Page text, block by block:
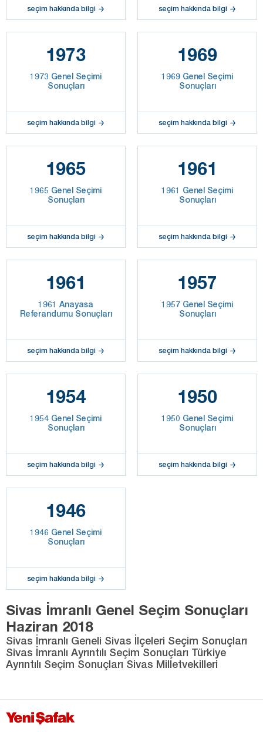
seçim hakkında bilgi seçim hakkında bilgi
1973
1973 Genel Seçimi
Sonuçları
seçim hakkında bilgi
1969
1969 Genel Seçimi
Sonuçları
seçim hakkında bilgi
1965
1965 Genel Seçimi
Sonuçları
seçim hakkında bilgi
1961
1961 Genel Seçimi
Sonuçları
seçim hakkında bilgi
1961
1961 Anayasa
Referandumu Sonuçları
seçim hakkında bilgi
1957
1957 Genel Seçimi
Sonuçları
seçim hakkında bilgi
1954
1954 Genel Seçimi
Sonuçları
seçim hakkında bilgi
1950
1950 Genel Seçimi
Sonuçları
seçim hakkında bilgi
1946
1946 Genel Seçimi
Sonuçları
seçim hakkında bilgi
Sivas İmranlı Genel Seçim Sonuçları
Haziran 2018
Sivas İmranlı Geneli Sivas İlçeleri Seçim Sonuçları
Sivas İmranlı Ayrıntılı Seçim Sonuçları Türkiye
Ayrıntılı Seçim Sonuçları Sivas Milletvekilleri